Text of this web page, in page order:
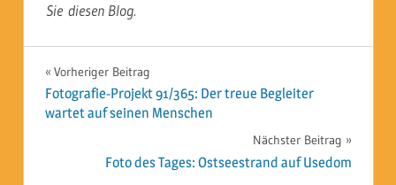
Sie diesen Blog.
Beitragsnavigation
Vorheriger Beitrag
Fotografie-Projekt 91/365: Der treue Begleiter
wartet auf seinen Menschen
Nächster Beitrag
Foto des Tages: Ostseestrand auf Usedom